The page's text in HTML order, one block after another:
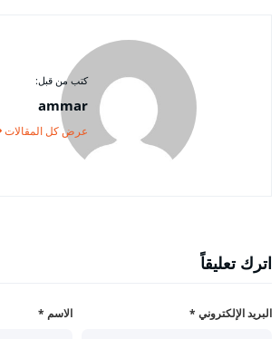
كتب من قبل:
ammar
عرض كل المقالات
اترك تعليقاً
الاسم * البريد الإلكتروني *